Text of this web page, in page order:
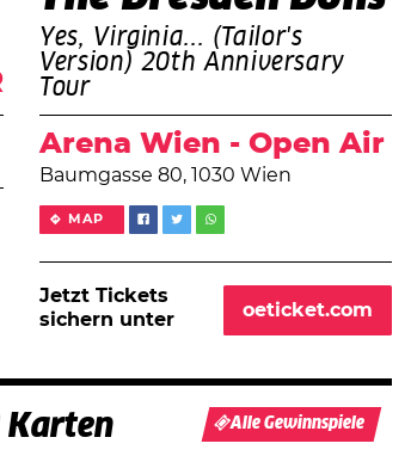
Yes, Virginia... (Tailor's
Version) 20th Anniversary
Tour
Arena Wien - Open Air
Baumgasse 80, 1030 Wien
MAP
Jetzt Tickets
sichern unter
oeticket.com
Karten Alle Gewinnspiele